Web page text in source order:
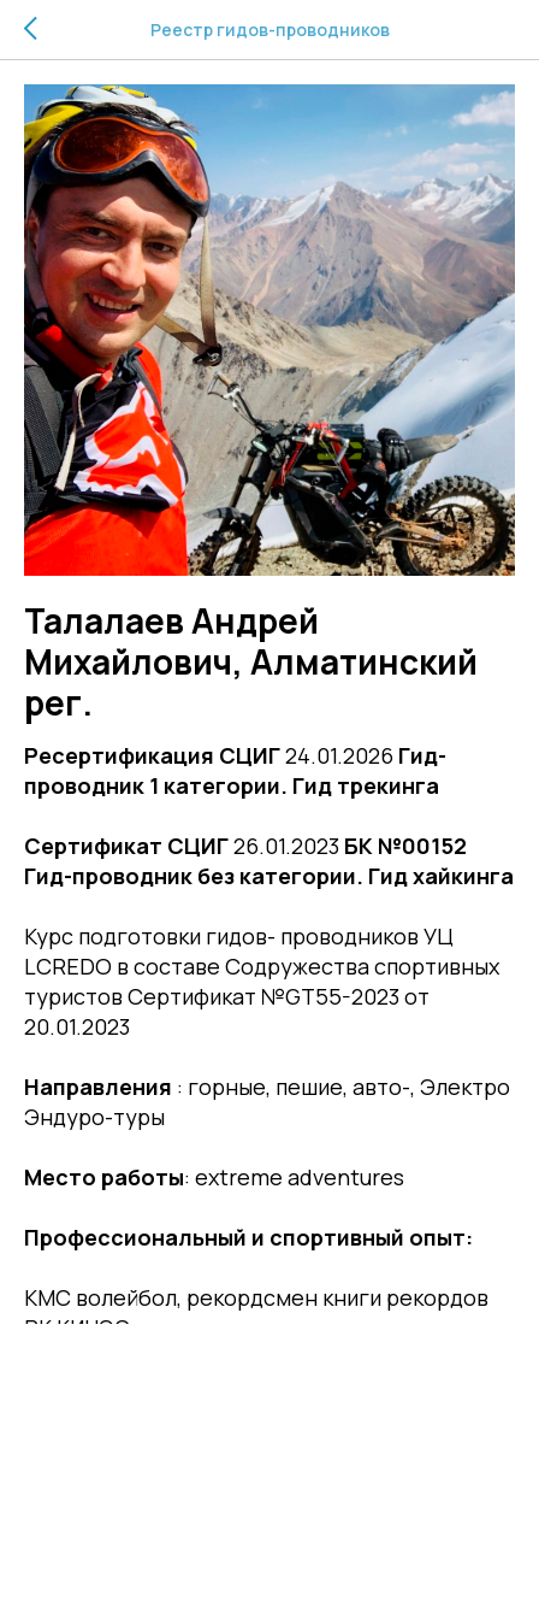
Реестр гидов-проводников
Талалаев Андрей
Михайлович, Алматинский
рег.
Ресертификация СЦИГ24.01.2026 Гид-
проводник 1 категории. Гид трекинга
Сертификат СЦИГ26.01.2023 БК №00152
Гид-проводник без категории. Гид хайкинга
Курс подготовки гидов- проводников УЦ
LCREDO в составе Содружества спортивных
туристов Сертификат №GT55-2023 от
20.01.2023
Направления : горные, пешие, авто-, Электро
Эндуро-туры
Место работы: extreme adventures
Профессиональный и спортивный опыт:
КМС волейбол, рекордсмен книги рекордов
РК КИНЭС в туризме